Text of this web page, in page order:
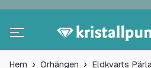
Hem Örhängen Eldkvarts